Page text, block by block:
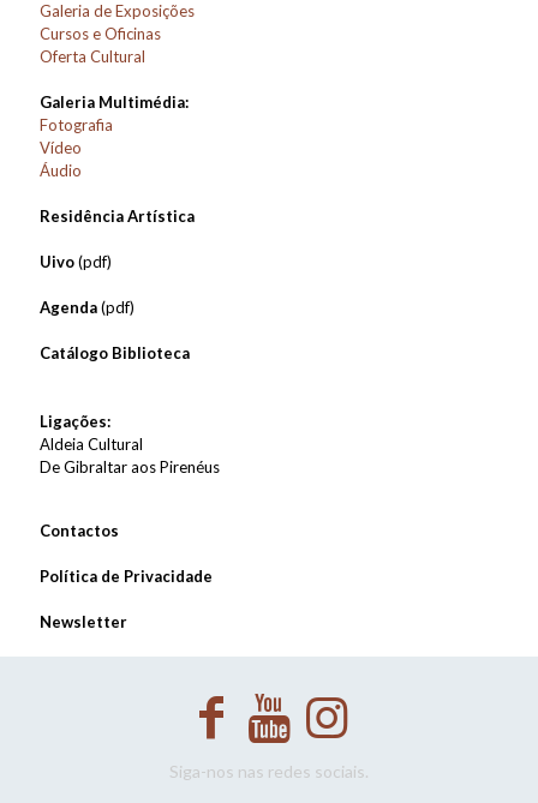
Galeria de Exposições
Cursos e Oficinas
Oferta Cultural
Galeria Multimédia:
Fotografia
Vídeo
Áudio
Residência Artística
Uivo(pdf)
Agenda(pdf)
Catálogo Biblioteca
Ligações:
Aldeia Cultural
De Gibraltar aos Pirenéus
Contactos
Política de Privacidade
Newsletter
Siga-nos nas redes sociais.